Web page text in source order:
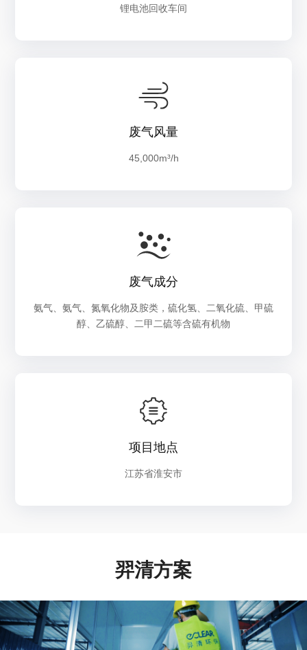
锂电池回收车间
废气风量
45,000m³/h
废气成分
氨气、氨气、氮氧化物及胺类，硫化氢、二氧化硫、甲硫
醇、乙硫醇、二甲二硫等含硫有机物
项目地点
江苏省淮安市
羿清方案